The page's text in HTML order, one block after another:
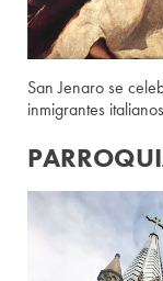
San Jenaro se
inmigrantes